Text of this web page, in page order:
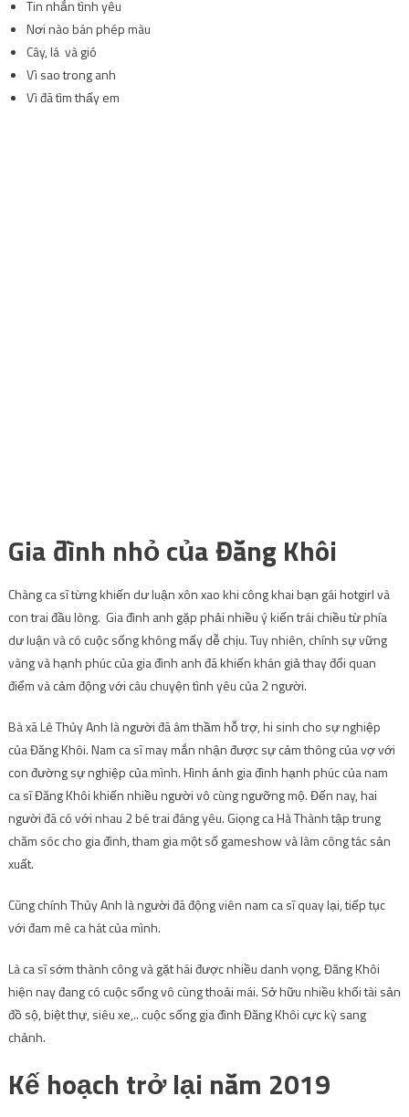
điểm và cảm động với câu chuyện tình yêu của 2 người.
của Đăng Khôi. Nam ca sĩ may mắn nhận được sự cảm thông của vợ với
con đường sự nghiệp của mình. Hình ảnh gia đình hạnh phúc của nam
ca sĩ Đăng Khôi khiến nhiều người vô cùng ngưỡng mộ. Đến nay, hai
người đã có với nhau 2 bé trai đáng yêu. Giọng ca Hà Thành tập trung
chăm sóc cho gia đình, tham gia một số gameshow và làm công tác sản
xuất.
Cũng chính Thủy Anh là người đã động viên nam ca sĩ quay lại, tiếp tục
với đam mê ca hát của mình.
Là ca sĩ sớm thành công và gặt hái được nhiều danh vọng, Đăng Khôi
hiện nay đang có cuộc sống vô cùng thoải mái. Sở hữu nhiều khối tài sản
đồ sộ, biệt thự, siêu xe,.. cuộc sống gia đình Đăng Khôi cực kỳ sang
Kế hoạch trở lại năm 2019
Thời gian sắp tới, Đăng Khôi sẽ phát hành ca khúc mới với tựa đề Định
mệnh anh yêu em. Đây là sản phẩm âm nhạc anh ấp ủ đã lâu, ghi dấu
cho lần trở lại trong năm 2019 của anh. Hi vọng các fan vẫn tiếp tục chờ
Định mệnh anh yêu em được sáng tác bởi nhạc sĩ Dương Khắc Linh,